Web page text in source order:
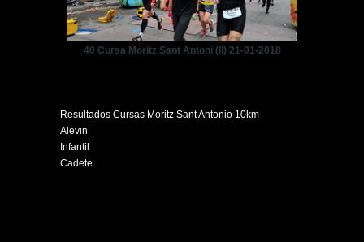
40 Cursa Moritz Sant Antoni (II) 21-01-2018
Resultados Cursas Moritz Sant Antonio 10km
Alevin
Infantil
Cadete